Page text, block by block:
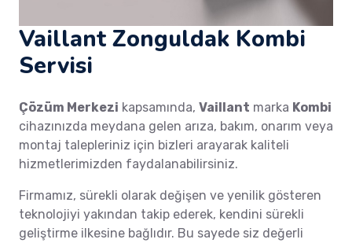
Vaillant Zonguldak Kombi
Servisi
Çözüm Merkezi kapsamında, Vaillant marka Kombi
cihazınızda meydana gelen arıza, bakım, onarım veya
montaj talepleriniz için bizleri arayarak kaliteli
hizmetlerimizden faydalanabilirsiniz.
Firmamız, sürekli olarak değişen ve yenilik gösteren
teknolojiyi yakından takip ederek, kendini sürekli
geliştirme ilkesine bağlıdır. Bu sayede siz değerli